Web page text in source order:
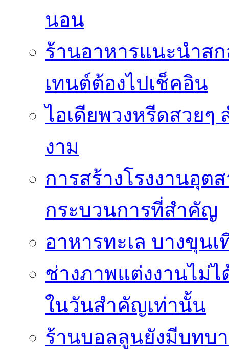
นอน
ร้านอาหารแนะนำส
เทนต์ต้องไปเช็คอิน
ไอเดียพวงหรีดสวยๆ
งาม
การสร้างโรงงานอุต
กระบวนการที่สำคัญ
อาหารทะเล บางขุน
ช่างภาพแต่งงานไม่
ในวันสำคัญเท่านั้น
ร้านบอลลูนยังมีบทบ